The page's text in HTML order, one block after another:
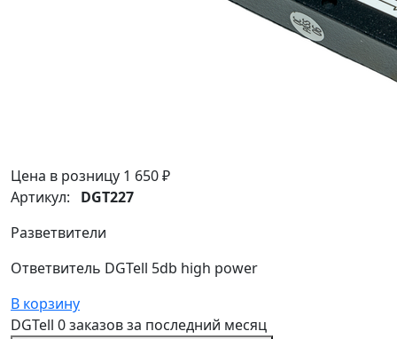
Цена в розницу 1 650 ₽
Артикул: DGT227
Разветвители
Ответвитель DGTell 5db high power
В корзину
DGTell 0 заказовза последний месяц